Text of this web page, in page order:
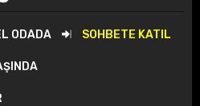
ODADA SOHBETE KATIL